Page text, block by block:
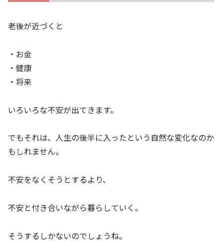
老後が近づくと
・お金
・健康
・将来
いろいろな不安が出てきます。
でもそれは、人生の後半に入ったという自然な変化なのか
もしれません。
不安をなくそうとするより、
不安と付き合いながら暮らしていく。
そうするしかないのでしょうね。